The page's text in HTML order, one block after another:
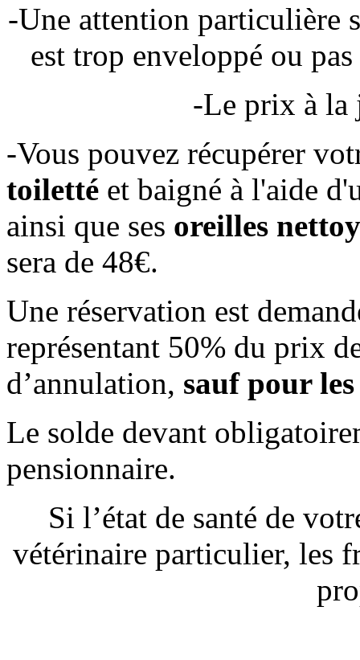
-Une attention particulière
est trop enveloppé ou
-Le prix à la
-Vous pouvez récupérer
toiletté et baigné à l'aide
ainsi que ses oreilles
sera de 48€.
Une réservation est
représentant 50% du prix
d’annulation, sauf pour
Le solde devant
pensionnaire.
Si l’état de santé de
vétérinaire particulier, les